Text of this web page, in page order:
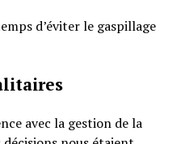
d’éviter le gaspillage
avec la gestion de la